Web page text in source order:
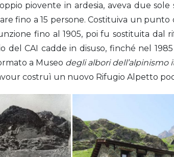
piovente in ardesia, aveva due
fino a 15 persone. Costituiva un punto
fino al 1905, poi fu sostituita dal
CAI cadde in disuso, finché nel
a Museo degli albori dell’alpinismo
costruì un nuovo Rifugio Alpetto